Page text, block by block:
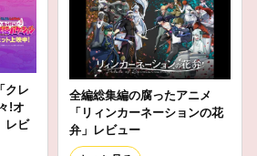
クレ
!オ
レビ
全編総集編の腐ったアニメ
「リィンカーネーションの花
弁」レビュー